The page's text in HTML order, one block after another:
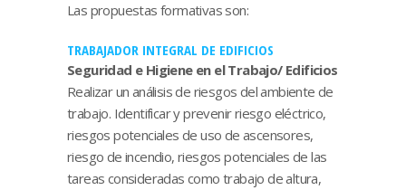
Las propuestas formativas son:
TRABAJADOR INTEGRAL DE EDIFICIOS
Seguridad e Higiene en el Trabajo/ Edificios
Realizar un análisis de riesgos del ambiente de
trabajo. Identificar y prevenir riesgo eléctrico,
riesgos potenciales de uso de ascensores,
riesgo de incendio, riesgos potenciales de las
tareas consideradas como trabajo de altura,